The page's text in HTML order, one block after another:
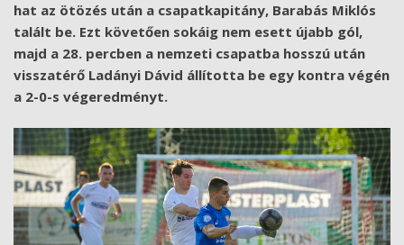
hat az ötözés után a csapatkapitány, Barabás Miklós
talált be. Ezt követően sokáig nem esett újabb gól,
majd a 28. percben a nemzeti csapatba hosszú után
visszatérő Ladányi Dávid állította be egy kontra végén
a 2-0-s végeredményt.